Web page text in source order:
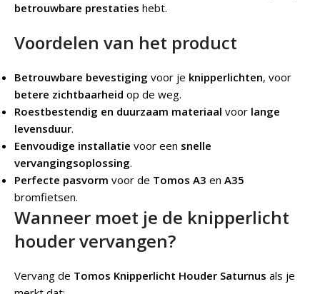
betrouwbare prestaties hebt.
Voordelen van het product
Betrouwbare bevestiging voor je knipperlichten, voor
betere zichtbaarheid op de weg.
Roestbestendig en duurzaam materiaal voor lange
levensduur.
Eenvoudige installatie voor een snelle
vervangingsoplossing.
Perfecte pasvorm voor de Tomos A3 en A35
bromfietsen.
Wanneer moet je de knipperlicht
houder vervangen?
Vervang de Tomos Knipperlicht Houder Saturnus als je